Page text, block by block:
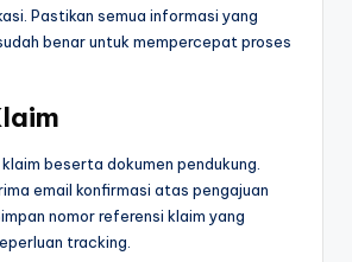
Pastikan semua informasi yang
benar untuk mempercepat proses
beserta dokumen pendukung.
email konfirmasi atas pengajuan
nomor referensi klaim yang
tracking.